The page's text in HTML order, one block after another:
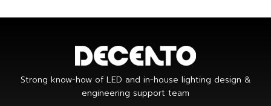
Strong know-how of LED and in-house lighting design &
engineering support team